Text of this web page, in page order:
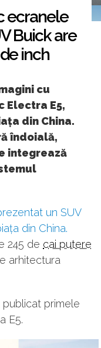
ecranele
Buick are
inch
cu
Electra E5,
din China.
îndoială,
integrează
un SUV
din China.
245 de cai putere
arhitectura
primele
E5.